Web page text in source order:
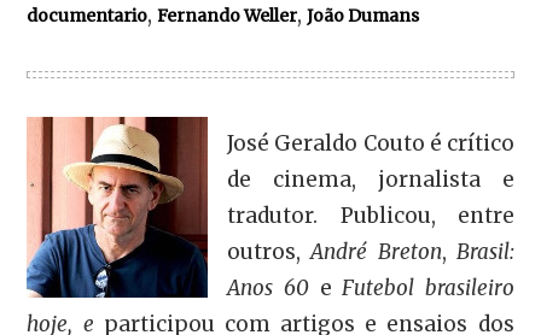
documentario,Fernando Weller,João Dumans
José Geraldo Couto é crítico
de cinema, jornalista e
tradutor. Publicou, entre
outros,André Breton, Brasil:
Anos 60eFutebol brasileiro
hoje, e participou com artigos e ensaios dos